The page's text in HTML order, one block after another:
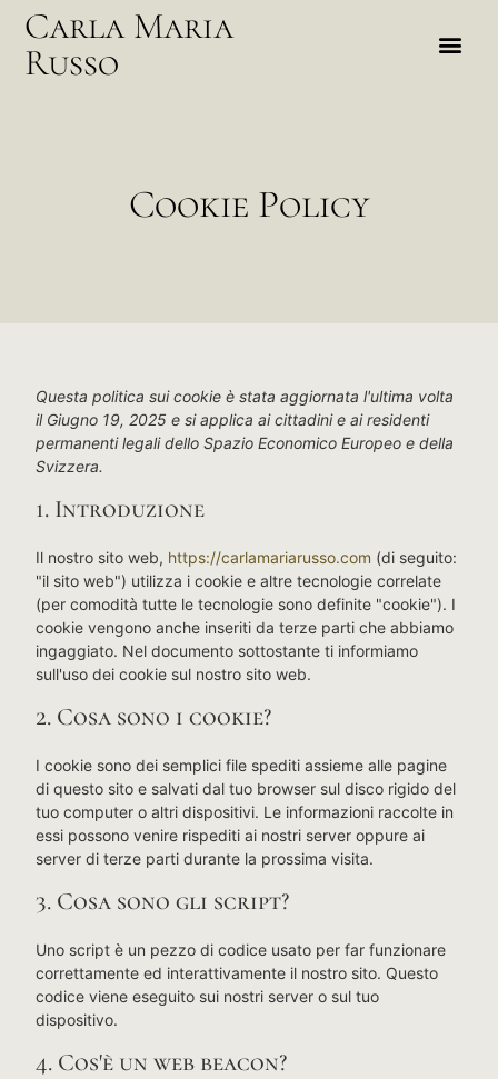
Carla Maria
Russo
Cookie Policy
Questa politica sui cookie è stata aggiornata l'ultima volta
il Giugno 19, 2025 e si applica ai cittadini e ai residenti
permanenti legali dello Spazio Economico Europeo e della
Svizzera.
1. Introduzione
Il nostro sito web, https://carlamariarusso.com (di seguito:
"il sito web") utilizza i cookie e altre tecnologie correlate
(per comodità tutte le tecnologie sono definite "cookie"). I
cookie vengono anche inseriti da terze parti che abbiamo
ingaggiato. Nel documento sottostante ti informiamo
sull'uso dei cookie sul nostro sito web.
2. Cosa sono i cookie?
I cookie sono dei semplici file spediti assieme alle pagine
di questo sito e salvati dal tuo browser sul disco rigido del
tuo computer o altri dispositivi. Le informazioni raccolte in
essi possono venire rispediti ai nostri server oppure ai
server di terze parti durante la prossima visita.
3. Cosa sono gli script?
Uno script è un pezzo di codice usato per far funzionare
correttamente ed interattivamente il nostro sito. Questo
codice viene eseguito sui nostri server o sul tuo
dispositivo.
4. Cos'è un web beacon?